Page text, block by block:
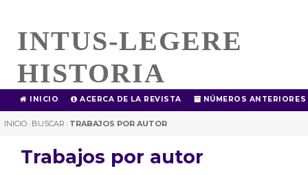
INTUS-LEGERE
HISTORIA
INICIO ACERCA DE LA REVISTA NÚMEROS ANTERIORES
INICIO | BUSCAR | TRABAJOS POR AUTOR
Trabajos por autor